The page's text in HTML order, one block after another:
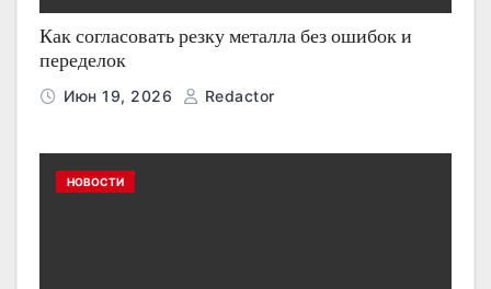
Как согласовать резку металла без ошибок и
переделок
Июн 19, 2026 Redactor
НОВОСТИ